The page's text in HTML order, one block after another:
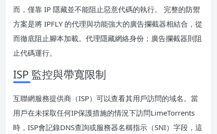
而，僅靠 IP 隱藏並不能阻止惡意代碼的執行。 完整的防禦
方案是將 IPFLY 的代理與功能強大的廣告攔截器相結合，從
而徹底阻止腳本加載。代理隱藏網絡身份；廣告攔截器則阻
止代碼運行。
ISP 監控與帶寬限制
互聯網服務提供商（ISP）可以查看其用戶訪問的域名。當
用戶在未採取任何IP保護措施的情況下訪問LimeTorrents
時，ISP會記錄DNS查詢或服務器名稱指示（SNI）字段，這